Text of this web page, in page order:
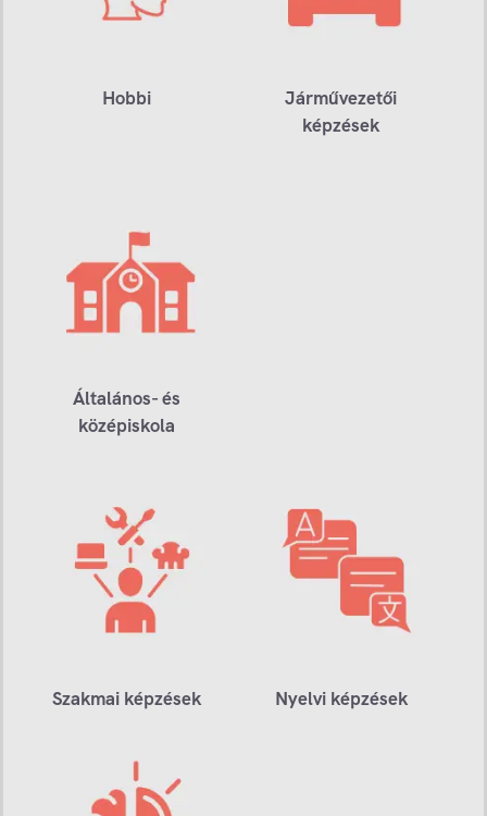
Hobbi
Járművezetői
képzések
Általános- és
középiskola
Szakmai képzések Nyelvi képzések